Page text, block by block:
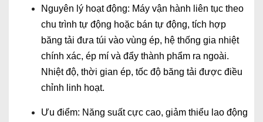
Nguyên lý hoạt động: Máy vận hành liên tục theo
chu trình tự động hoặc bán tự động, tích hợp
băng tải đưa túi vào vùng ép, hệ thống gia nhiệt
chính xác, ép mí và đẩy thành phẩm ra ngoài.
Nhiệt độ, thời gian ép, tốc độ băng tải được điều
chỉnh linh hoạt.
Ưu điểm: Năng suất cực cao, giảm thiểu lao động